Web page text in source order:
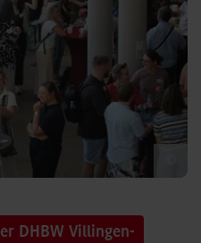
DHBW Villingen-